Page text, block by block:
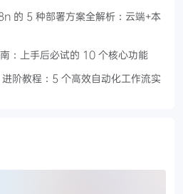
的 5 种部署方案全解析：云端+本
上手后必试的 10 个核心功能
阶教程：5 个高效自动化工作流实